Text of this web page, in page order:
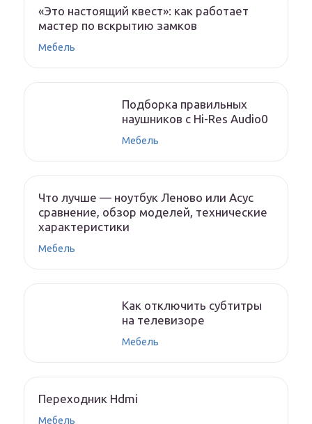
«Это настоящий квест»: как работает
мастер по вскрытию замков
Мебель
Подборка правильных
наушников с Hi-Res Audio0
Мебель
Что лучше — ноутбук Леново или Асус
сравнение, обзор моделей, технические
характеристики
Мебель
Как отключить субтитры
на телевизоре
Мебель
Переходник Hdmi
Мебель